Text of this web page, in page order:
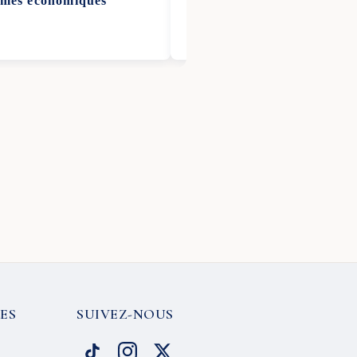
SUIVEZ-NOUS